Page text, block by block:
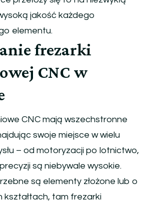
jakość każdego
elementu.
frezarki
CNC w
CNC mają wszechstronne
swoje miejsce w wielu
– od motoryzacji po lotnictwo,
są niebywale wysokie.
są elementy złożone lub o
kształtach, tam frezarki